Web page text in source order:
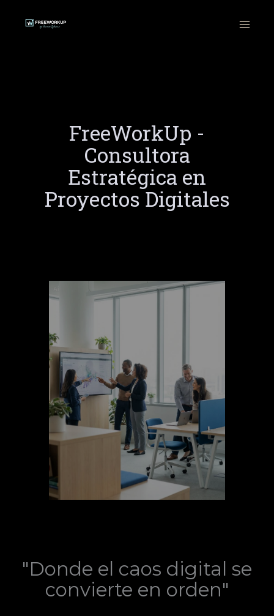
FreeWorkUp -
Consultora
Estratégica en
Proyectos Digitales
"Donde el caos digital se
convierte en orden"